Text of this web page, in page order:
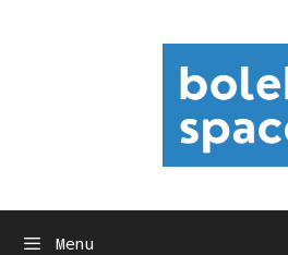
Menu